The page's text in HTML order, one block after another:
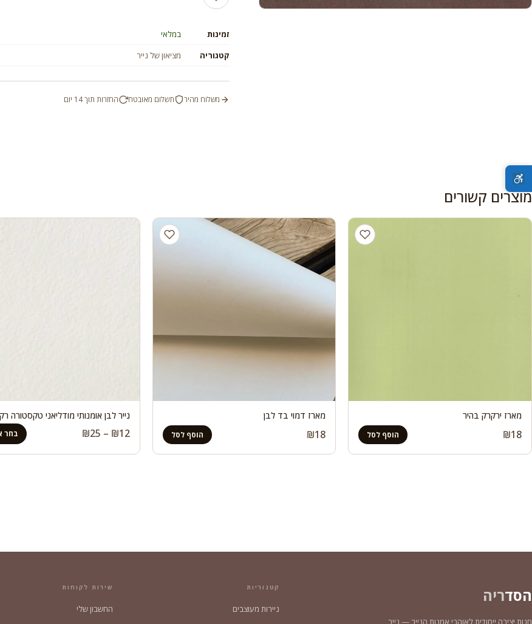
זמינות
במלאי
קטגוריה
מציאון של נייר
משלוח מהיר תשלום מאובטח החזרות תוך 14 יום
מוצרים קשורים
מארז ירקרק בהיר
₪18 הוסף לסל
מארז דמוי בד לבן
₪18 הוסף לסל
נייר לבן אומנותי מודליאני טקסטורה
₪12
–
₪25 בחר
הסדריה
חנות יצירה ייחודית לאוהבי אמנות הנייר — נייר
קטגוריות
ניירות מעוצבים
שירות לקוחות
החשבון שלי